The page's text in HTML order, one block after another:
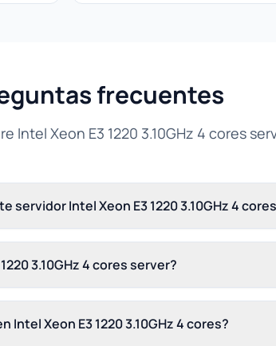
frecuentes
Intel Xeon E3 1220 3.10GHz 4 cores
Intel Xeon E3 1220 3.10GHz 4
3.10GHz 4 cores server?
Xeon E3 1220 3.10GHz 4 cores?